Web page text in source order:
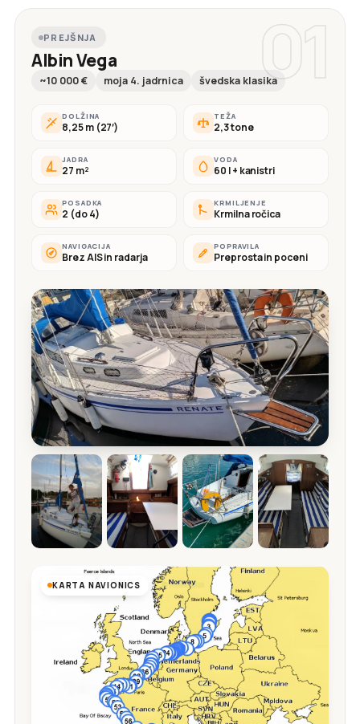
01
PREJŠNJA
Albin Vega
~10 000 € moja 4. jadrnica švedska klasika
DOLŽINA
8,25 m (27′)
TEŽA
2,3 tone
JADRA
27 m²
VODA
60 l + kanistri
POSADKA
2 (do 4)
KRMILJENJE
Krmilna ročica
NAVIGACIJA
Brez AIS in radarja
POPRAVILA
Preprosta in poceni
KARTA NAVIONICS